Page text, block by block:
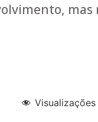
Visualizações